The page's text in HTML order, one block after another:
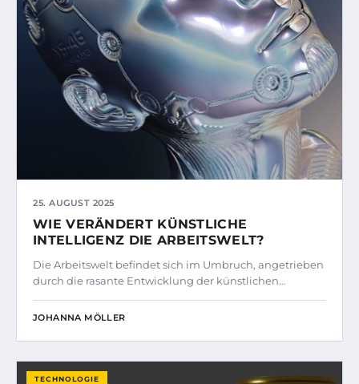
25. AUGUST 2025
WIE VERÄNDERT KÜNSTLICHE
INTELLIGENZ DIE ARBEITSWELT?
Die Arbeitswelt befindet sich im Umbruch, angetrieben
durch die rasante Entwicklung der künstlichen…
JOHANNA MÖLLER
TECHNOLOGIE